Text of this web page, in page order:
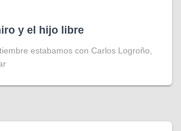
y el hijo libre
estabamos con Carlos Logroño,